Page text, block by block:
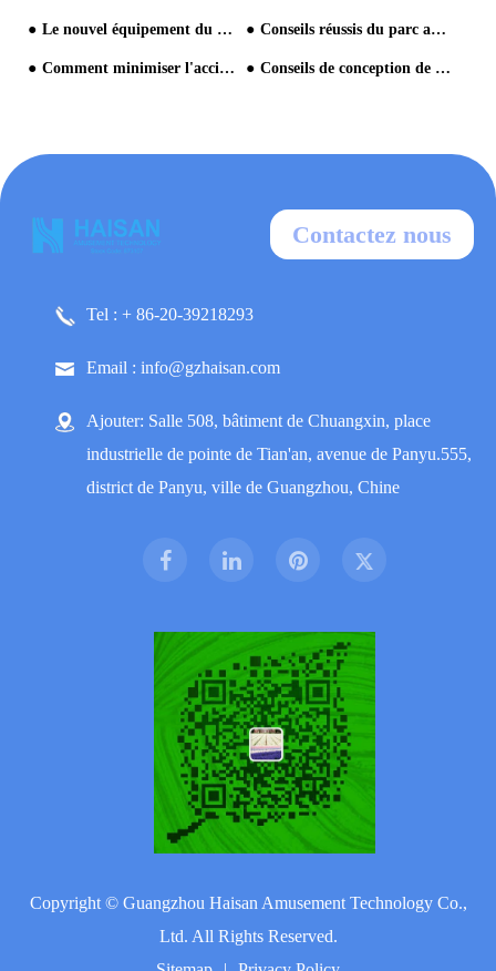
Le nouvel équipement du parc aquatique se développe bien Conseils réussis du parc aquatique
Comment minimiser l'accident dans le parc aquatique Conseils de conception de sites Web de parc aquatique
Contactez nous
Tel : + 86-20-39218293
Email : info@gzhaisan.com
Ajouter: Salle 508, bâtiment de Chuangxin, place
industrielle de pointe de Tian'an, avenue de Panyu.555,
district de Panyu, ville de Guangzhou, Chine
Copyright © Guangzhou Haisan Amusement Technology Co.,
Ltd. All Rights Reserved.